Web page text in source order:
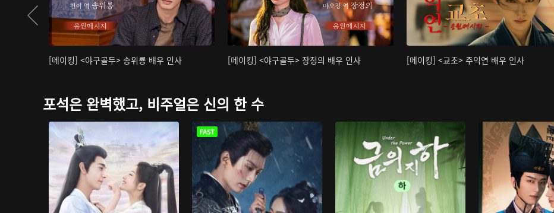
[메이킹] <야구골두> 송위룡 배우 인사 [메이킹] <야구골두> 장정의 배우 인사 [메이킹] <교초> 주익연 배우 인사
포석은 완벽했고, 비주얼은 신의 한 수